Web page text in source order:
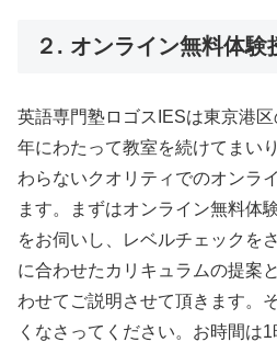
２. オンライン無料体験
英語専門塾ロゴスIESは東京港
年にわたって教室を続けてまい
わらないクオリティでのオンラ
ます。まずはオンライン無料体
をお伺いし、レベルチェックを
に合わせたカリキュラムの提案
わせてご説明させて頂きます。
くなさってください。お時間は